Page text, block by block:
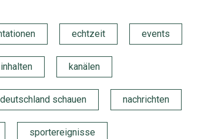
echtzeit events
inhalten kanälen
schauen nachrichten
sportereignisse